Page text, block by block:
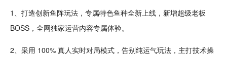
1、打造创新鱼阵玩法，专属特色鱼种全新 上线 ，新增超级老板
BOSS，全网独家运营内容专属体验。
2、采用 100% 真人实时对局模式，告别纯运气玩法，主打技术操